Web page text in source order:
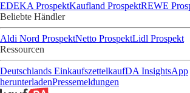
EDEKA ProspektKaufland ProspektREWE
Beliebte Händler
Aldi Nord ProspektNetto ProspektLidl Prospekt
Ressourcen
Deutschlands EinkaufszettelkaufDA InsightsApp
herunterladenPressemeldungen